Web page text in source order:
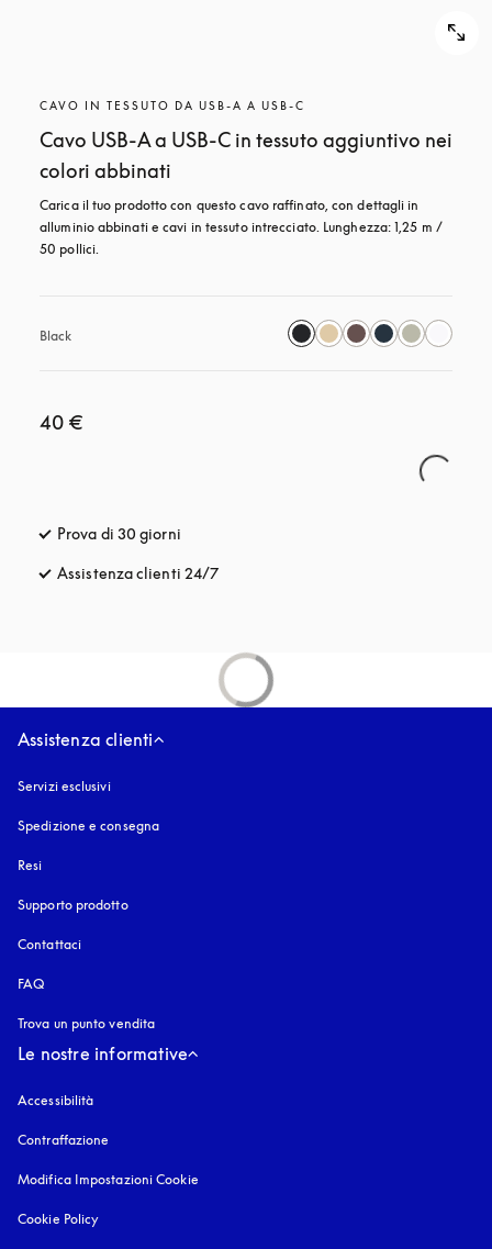
CAVO IN TESSUTO DA USB-A A USB-C
Cavo USB-A a USB-C in tessuto aggiuntivo nei
colori abbinati
Carica il tuo prodotto con questo cavo raffinato, con dettagli in
alluminio abbinati e cavi in tessuto intrecciato. Lunghezza: 1,25 m /
50 pollici.
Black
40 €
Prova di 30 giorni
Assistenza clienti 24/7
Assistenza clienti
Servizi esclusivi
Spedizione e consegna
Resi
Supporto prodotto
Contattaci
FAQ
Trova un punto vendita
Le nostre informative
Accessibilità
Contraffazione
Modifica Impostazioni Cookie
Cookie Policy